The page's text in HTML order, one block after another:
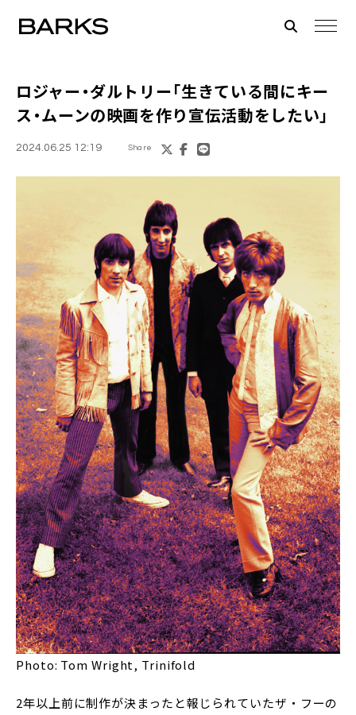
ロジャー・ダルトリー「生きている間にキー
ス・ムーンの映画を作り宣伝活動をしたい」
2024.06.25 12:19 Share
Photo: Tom Wright, Trinifold
2年以上前に制作が決まったと報じられていたザ・フーの